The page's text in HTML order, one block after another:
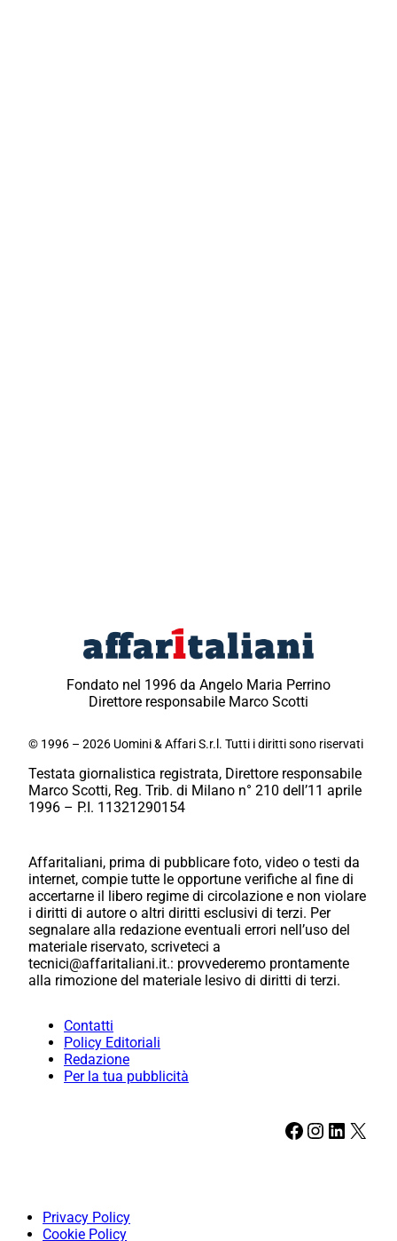
Fondato nel 1996 da Angelo Maria Perrino
Direttore responsabile Marco Scotti
© 1996 – 2026 Uomini & Affari S.r.l. Tutti i diritti sono riservati
Testata giornalistica registrata, Direttore responsabile
Marco Scotti, Reg. Trib. di Milano n° 210 dell’11 aprile
1996 – P.I. 11321290154
Affaritaliani, prima di pubblicare foto, video o testi da
internet, compie tutte le opportune verifiche al fine di
accertarne il libero regime di circolazione e non violare
i diritti di autore o altri diritti esclusivi di terzi. Per
segnalare alla redazione eventuali errori nell’uso del
materiale riservato, scriveteci a
tecnici@affaritaliani.it.: provvederemo prontamente
alla rimozione del materiale lesivo di diritti di terzi.
Contatti
Policy Editoriali
Redazione
Per la tua pubblicità
Facebook Instagram LinkedIn X
Privacy Policy
Cookie Policy